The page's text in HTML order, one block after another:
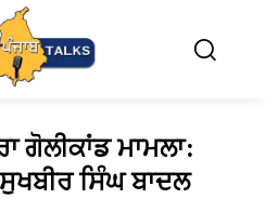
ਗੋਲੀਕਾਂਡ ਮਾਮਲਾ:
ਸਿੰਘ ਬਾਦਲ